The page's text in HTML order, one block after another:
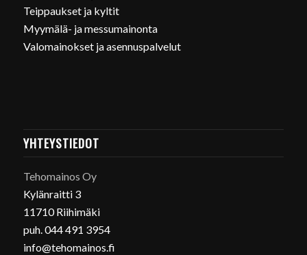
Teippaukset ja kyltit
Myymälä- ja messumainonta
Valomainokset ja asennuspalvelut
YHTEYSTIEDOT
Tehomainos Oy
Kylänraitti 3
11710 Riihimäki
puh. 044 491 3954
info@tehomainos.fi